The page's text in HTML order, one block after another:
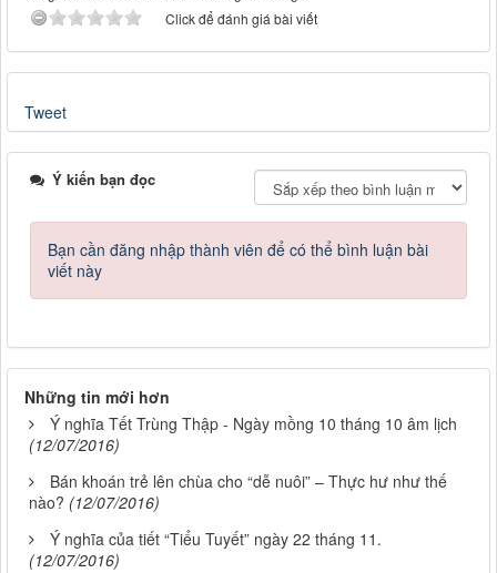
Click để đánh giá bài viết
Tweet
Ý kiến bạn đọc
Bạn cần đăng nhập thành viên để có thể bình luận bài
viết này
Những tin mới hơn
Ý nghĩa Tết Trùng Thập - Ngày mồng 10 tháng 10 âm lịch
(12/07/2016)
Bán khoán trẻ lên chùa cho “dễ nuôi” – Thực hư như thế
nào? (12/07/2016)
Ý nghĩa của tiết “Tiểu Tuyết” ngày 22 tháng 11.
(12/07/2016)